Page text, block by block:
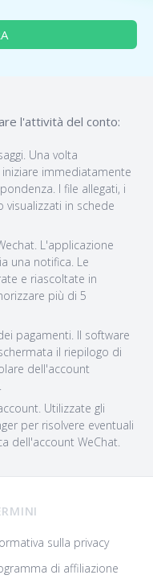
l'attività del conto:
Una volta
immediatamente
I file allegati, i
visualizzati in schede
L'applicazione
una notifica. Le
e riascoltate in
più di 5
pagamenti. Il software
il riepilogo di
dell'account
Utilizzate gli
per risolvere eventuali
dell'account WeChat.
sulla privacy
di affiliazione